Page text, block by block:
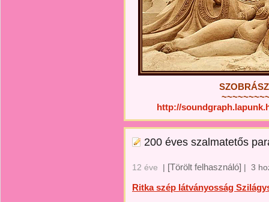
http://
200 éves szalmatetős
12 éve | [Törölt felhasználó] | 3
Ritka szép látványosság